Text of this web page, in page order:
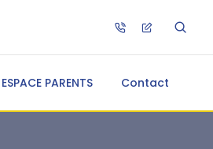
ESPACE PARENTS Contact